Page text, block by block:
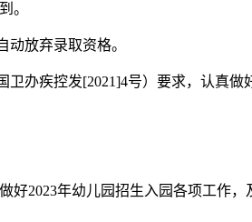
。
放弃录取资格。
疾控发[2021]4号）要求，认真做
2023年幼儿园招生入园各项工作，